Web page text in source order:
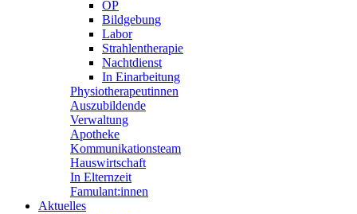
OP
Bildgebung
Labor
Strahlentherapie
Nachtdienst
In Einarbeitung
Physiotherapeutinnen
Auszubildende
Verwaltung
Apotheke
Kommunikationsteam
Hauswirtschaft
In Elternzeit
Famulant:innen
Aktuelles